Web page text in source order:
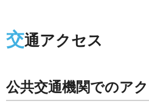
交通アクセス
公共交通機関でのア